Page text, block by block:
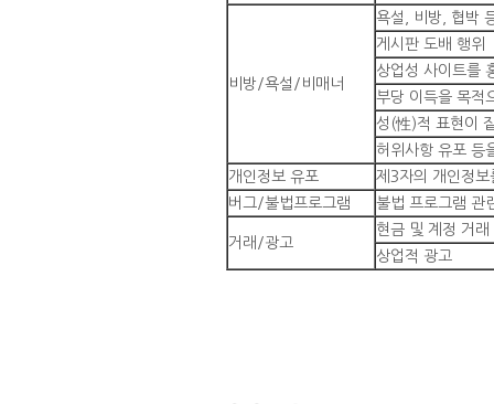
비방/욕설/비매너
욕설, 비방, 협박
게시판 도배 행위
상업성 사이트를
부당 이득을 목적
성(性)적 표현이
허위사항 유포 등
개인정보 유포
제3자의 개인정
버그/불법프로그램
불법 프로그램 관
거래/광고
현금 및 계정 거래
상업적 광고